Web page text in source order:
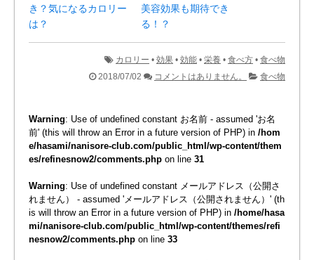
き？気になるカロリー
は？
美容効果も期待でき
る！？
カロリー • 効果 • 効能 • 栄養 • 食べ方 • 食べ物
2018/07/02
コメントはありません。 食べ物
Warning: Use of undefined constant お名前 - assumed 'お名
前' (this will throw an Error in a future version of PHP) in /hom
e/hasami/nanisore-club.com/public_html/wp-content/them
es/refinesnow2/comments.php on line 31
Warning: Use of undefined constant メールアドレス（公開さ
れません） - assumed 'メールアドレス（公開されません）' (th
is will throw an Error in a future version of PHP) in /home/hasa
mi/nanisore-club.com/public_html/wp-content/themes/refi
nesnow2/comments.php on line 33